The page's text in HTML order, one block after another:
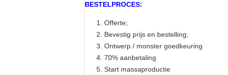
BESTELPROCES:
Offerte;
Bevestig prijs en bestelling;
Ontwerp / monster goedkeuring
70% aanbetaling
Start massaproductie